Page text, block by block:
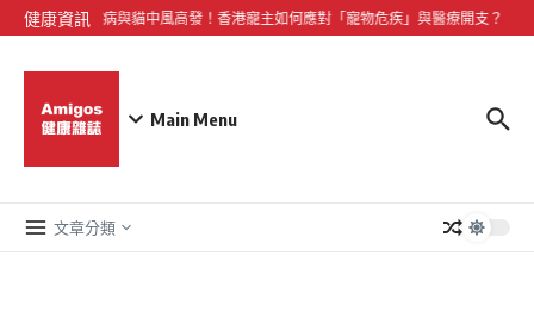
Skip to content
健康資訊
小型犬心臟病與貓中風高發！香港寵主如何應對「寵物危疾」與醫療開支？
Main Menu
文章分類